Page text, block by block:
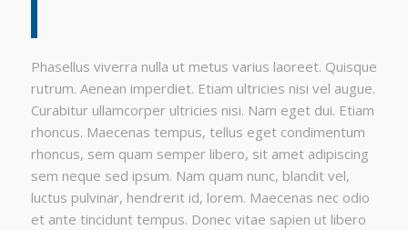
Phasellus viverra nulla ut metus varius laoreet. Quisque
rutrum. Aenean imperdiet. Etiam ultricies nisi vel augue.
Curabitur ullamcorper ultricies nisi. Nam eget dui. Etiam
rhoncus. Maecenas tempus, tellus eget condimentum
rhoncus, sem quam semper libero, sit amet adipiscing
sem neque sed ipsum. Nam quam nunc, blandit vel,
luctus pulvinar, hendrerit id, lorem. Maecenas nec odio
et ante tincidunt tempus. Donec vitae sapien ut libero